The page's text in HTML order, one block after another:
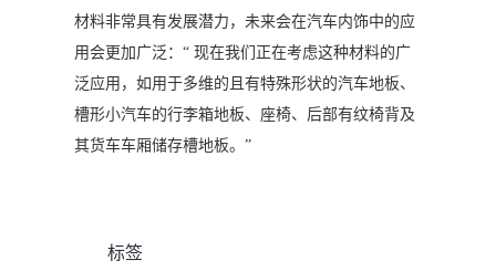
材料非常具有发展潜力，未来会在汽车内饰中的应
用会更加广泛：“ 现在我们正在考虑这种材料的广
泛应用，如用于多维的且有特殊形状的汽车地板、
槽形小汽车的行李箱地板、座椅、后部有纹椅背及
其货车车厢储存槽地板。”
标签